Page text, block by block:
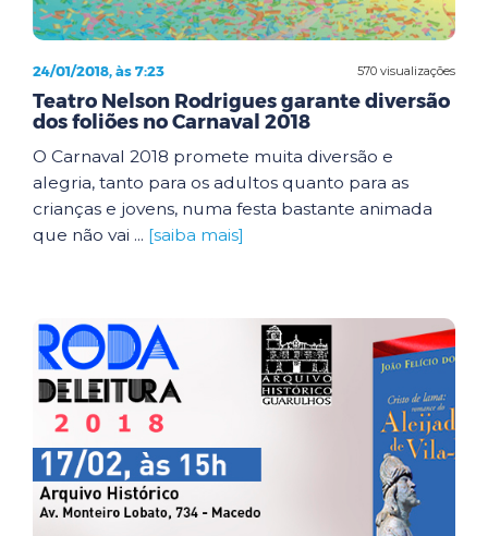
570 visualizações
24/01/2018, às 7:23
Teatro Nelson Rodrigues garante diversão
dos foliões no Carnaval 2018
O Carnaval 2018 promete muita diversão e
alegria, tanto para os adultos quanto para as
crianças e jovens, numa festa bastante animada
que não vai ... [saiba mais]